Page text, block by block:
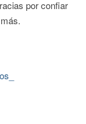
por confiar